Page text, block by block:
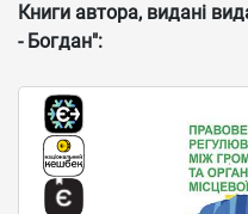
Книги автора, видані
- Богдан":